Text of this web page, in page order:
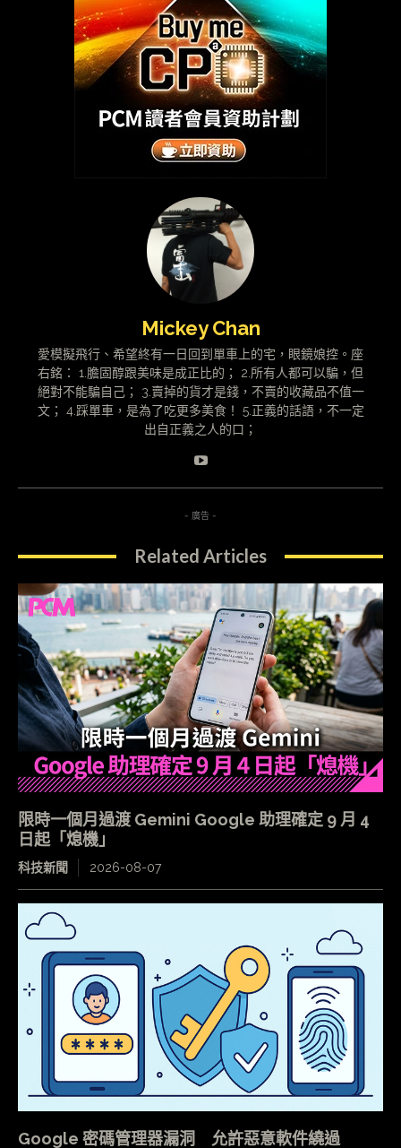
Mickey Chan
愛模擬飛行、希望終有一日回到單車上的宅，眼鏡娘控。座
右銘： 1.膽固醇跟美味是成正比的； 2.所有人都可以騙，但
絕對不能騙自己； 3.賣掉的貨才是錢，不賣的收藏品不值一
文； 4.踩單車，是為了吃更多美食！ 5.正義的話語，不一定
出自正義之人的口；
- 廣告 -
Related Articles
限時一個月過渡 Gemini Google 助理確定 9 月 4
日起「熄機」
科技新聞 2026-08-07
Google 密碼管理器漏洞 允許惡意軟件繞過